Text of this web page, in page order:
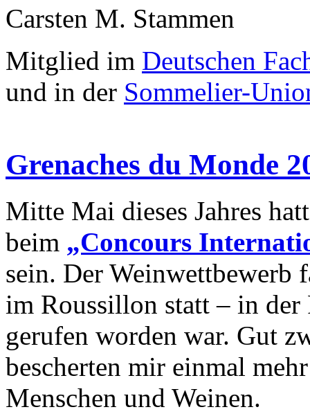
Carsten M. Stammen
Mitglied im Deutschen
und in der Sommelier-
Grenaches du Monde
Mitte Mai dieses Jahres
beim „Concours
sein. Der Weinwettbewerb
im Roussillon statt – in
gerufen worden war. Gut
bescherten mir einmal
Menschen und Weinen.